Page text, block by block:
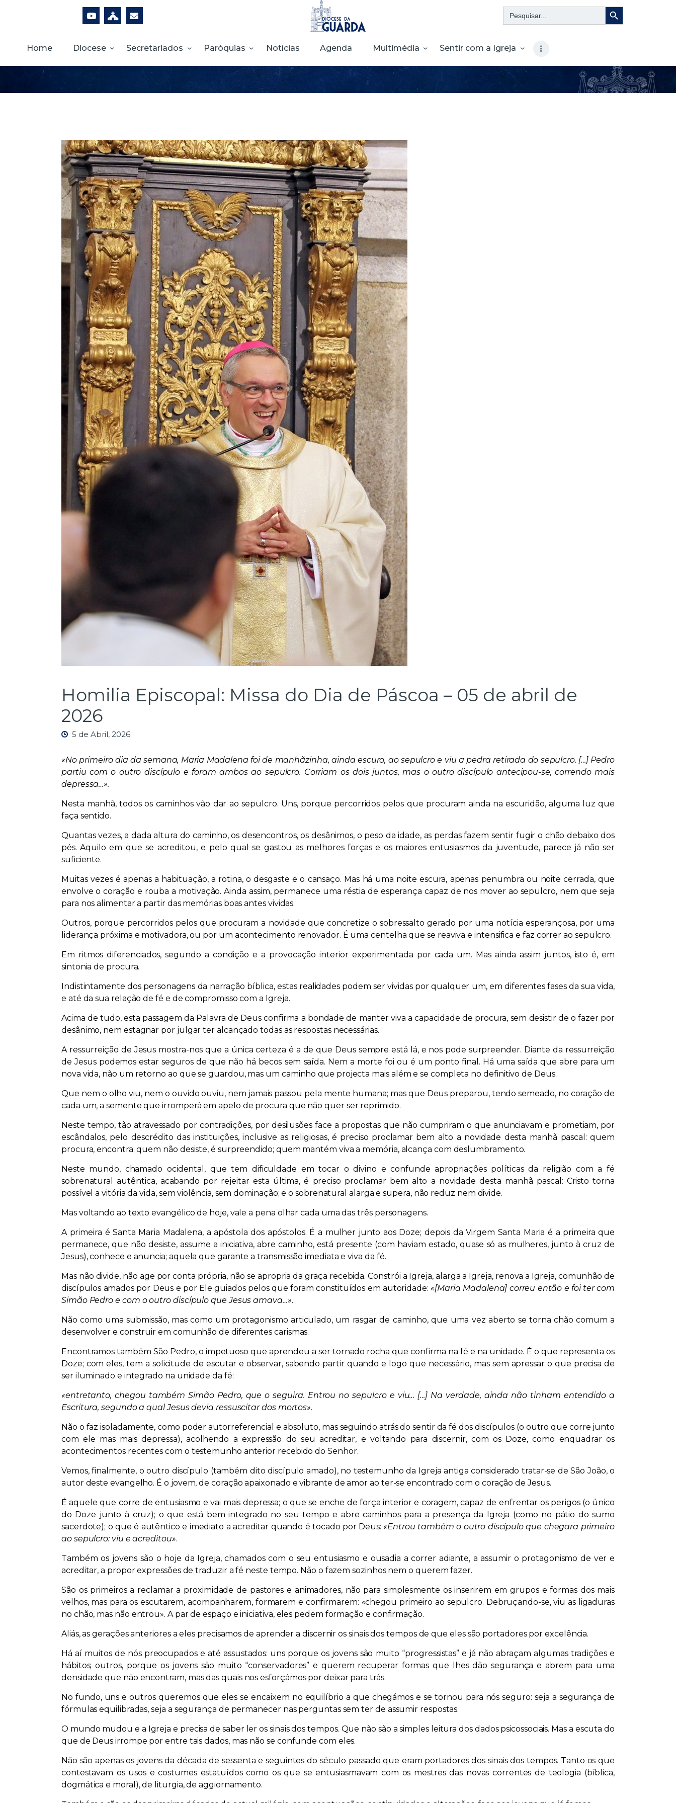
Search
for:
Search Button
Home Diocese Secretariados Paróquias Notícias Agenda Multimédia Sentir com a Igreja
PARÓQUIAS
MULTIMÉDIA
SENTIR COM A
IGREJA
CONTACTOS
Homilia Episcopal: Missa do Dia de Páscoa – 05 de abril de
2026
5 de Abril, 2026
«No primeiro dia da semana, Maria Madalena foi de manhãzinha, ainda escuro, ao sepulcro e viu a pedra retirada do sepulcro. […] Pedro
partiu com o outro discípulo e foram ambos ao sepulcro. Corriam os dois juntos, mas o outro discípulo antecipou-se, correndo mais
depressa…».
Nesta manhã, todos os caminhos vão dar ao sepulcro. Uns, porque percorridos pelos que procuram ainda na escuridão, alguma luz que
faça sentido.
Quantas vezes, a dada altura do caminho, os desencontros, os desânimos, o peso da idade, as perdas fazem sentir fugir o chão debaixo dos
pés. Aquilo em que se acreditou, e pelo qual se gastou as melhores forças e os maiores entusiasmos da juventude, parece já não ser
suficiente.
Muitas vezes é apenas a habituação, a rotina, o desgaste e o cansaço. Mas há uma noite escura, apenas penumbra ou noite cerrada, que
envolve o coração e rouba a motivação. Ainda assim, permanece uma réstia de esperança capaz de nos mover ao sepulcro, nem que seja
para nos alimentar a partir das memórias boas antes vividas.
Outros, porque percorridos pelos que procuram a novidade que concretize o sobressalto gerado por uma notícia esperançosa, por uma
liderança próxima e motivadora, ou por um acontecimento renovador. É uma centelha que se reaviva e intensifica e faz correr ao sepulcro.
Em ritmos diferenciados, segundo a condição e a provocação interior experimentada por cada um. Mas ainda assim juntos, isto é, em
sintonia de procura.
Indistintamente dos personagens da narração bíblica, estas realidades podem ser vividas por qualquer um, em diferentes fases da sua vida,
e até da sua relação de fé e de compromisso com a Igreja.
Acima de tudo, esta passagem da Palavra de Deus confirma a bondade de manter viva a capacidade de procura, sem desistir de o fazer por
desânimo, nem estagnar por julgar ter alcançado todas as respostas necessárias.
A ressurreição de Jesus mostra-nos que a única certeza é a de que Deus sempre está lá, e nos pode surpreender. Diante da ressurreição
de Jesus podemos estar seguros de que não há becos sem saída. Nem a morte foi ou é um ponto final. Há uma saída que abre para um
nova vida, não um retorno ao que se guardou, mas um caminho que projecta mais além e se completa no definitivo de Deus.
Que nem o olho viu, nem o ouvido ouviu, nem jamais passou pela mente humana; mas que Deus preparou, tendo semeado, no coração de
cada um, a semente que irromperá em apelo de procura que não quer ser reprimido.
Neste tempo, tão atravessado por contradições, por desilusões face a propostas que não cumpriram o que anunciavam e prometiam, por
escândalos, pelo descrédito das instituições, inclusive as religiosas, é preciso proclamar bem alto a novidade desta manhã pascal: quem
procura, encontra; quem não desiste, é surpreendido; quem mantém viva a memória, alcança com deslumbramento.
Neste mundo, chamado ocidental, que tem dificuldade em tocar o divino e confunde apropriações políticas da religião com a fé
sobrenatural autêntica, acabando por rejeitar esta última, é preciso proclamar bem alto a novidade desta manhã pascal: Cristo torna
possível a vitória da vida, sem violência, sem dominação; e o sobrenatural alarga e supera, não reduz nem divide.
Mas voltando ao texto evangélico de hoje, vale a pena olhar cada uma das três personagens.
A primeira é Santa Maria Madalena, a apóstola dos apóstolos. É a mulher junto aos Doze; depois da Virgem Santa Maria é a primeira que
permanece, que não desiste, assume a iniciativa, abre caminho, está presente (com haviam estado, quase só as mulheres, junto à cruz de
Jesus), conhece e anuncia; aquela que garante a transmissão imediata e viva da fé.
Mas não divide, não age por conta própria, não se apropria da graça recebida. Constrói a Igreja, alarga a Igreja, renova a Igreja, comunhão de
discípulos amados por Deus e por Ele guiados pelos que foram constituídos em autoridade: «[Maria Madalena] correu então e foi ter com
Simão Pedro e com o outro discípulo que Jesus amava…».
Não como uma submissão, mas como um protagonismo articulado, um rasgar de caminho, que uma vez aberto se torna chão comum a
desenvolver e construir em comunhão de diferentes carismas.
Encontramos também São Pedro, o impetuoso que aprendeu a ser tornado rocha que confirma na fé e na unidade. É o que representa os
Doze; com eles, tem a solicitude de escutar e observar, sabendo partir quando e logo que necessário, mas sem apressar o que precisa de
ser iluminado e integrado na unidade da fé:
«entretanto, chegou também Simão Pedro, que o seguira. Entrou no sepulcro e viu… […] Na verdade, ainda não tinham entendido a
Escritura, segundo a qual Jesus devia ressuscitar dos mortos».
Não o faz isoladamente, como poder autorreferencial e absoluto, mas seguindo atrás do sentir da fé dos discípulos (o outro que corre junto
com ele mas mais depressa), acolhendo a expressão do seu acreditar, e voltando para discernir, com os Doze, como enquadrar os
acontecimentos recentes com o testemunho anterior recebido do Senhor.
Vemos, finalmente, o outro discípulo (também dito discípulo amado), no testemunho da Igreja antiga considerado tratar-se de São João, o
autor deste evangelho. É o jovem, de coração apaixonado e vibrante de amor ao ter-se encontrado com o coração de Jesus.
É aquele que corre de entusiasmo e vai mais depressa; o que se enche de força interior e coragem, capaz de enfrentar os perigos (o único
do Doze junto à cruz); o que está bem integrado no seu tempo e abre caminhos para a presença da Igreja (como no pátio do sumo
sacerdote); o que é autêntico e imediato a acreditar quando é tocado por Deus: «Entrou também o outro discípulo que chegara primeiro
ao sepulcro: viu e acreditou».
Também os jovens são o hoje da Igreja, chamados com o seu entusiasmo e ousadia a correr adiante, a assumir o protagonismo de ver e
acreditar, a propor expressões de traduzir a fé neste tempo. Não o fazem sozinhos nem o querem fazer.
São os primeiros a reclamar a proximidade de pastores e animadores, não para simplesmente os inserirem em grupos e formas dos mais
velhos, mas para os escutarem, acompanharem, formarem e confirmarem: «chegou primeiro ao sepulcro. Debruçando-se, viu as ligaduras
no chão, mas não entrou». A par de espaço e iniciativa, eles pedem formação e confirmação.
Aliás, as gerações anteriores a eles precisamos de aprender a discernir os sinais dos tempos de que eles são portadores por excelência.
Há aí muitos de nós preocupados e até assustados: uns porque os jovens são muito “progressistas” e já não abraçam algumas tradições e
hábitos; outros, porque os jovens são muito “conservadores” e querem recuperar formas que lhes dão segurança e abrem para uma
densidade que não encontram, mas das quais nos esforçámos por deixar para trás.
No fundo, uns e outros queremos que eles se encaixem no equilíbrio a que chegámos e se tornou para nós seguro: seja a segurança de
fórmulas equilibradas, seja a segurança de permanecer nas perguntas sem ter de assumir respostas.
O mundo mudou e a Igreja e precisa de saber ler os sinais dos tempos. Que não são a simples leitura dos dados psicossociais. Mas a escuta do
que de Deus irrompe por entre tais dados, mas não se confunde com eles.
Não são apenas os jovens da década de sessenta e seguintes do século passado que eram portadores dos sinais dos tempos. Tanto os que
contestavam os usos e costumes estatuídos como os que se entusiasmavam com os mestres das novas correntes de teologia (bíblica,
dogmática e moral), de liturgia, de aggiornamento.